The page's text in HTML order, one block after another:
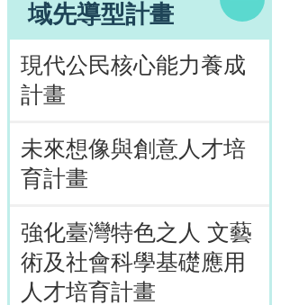
域先導型計畫
現代公民核心能力養成
計畫
未來想像與創意人才培
育計畫
強化臺灣特色之人 文藝
術及社會科學基礎應用
人才培育計畫